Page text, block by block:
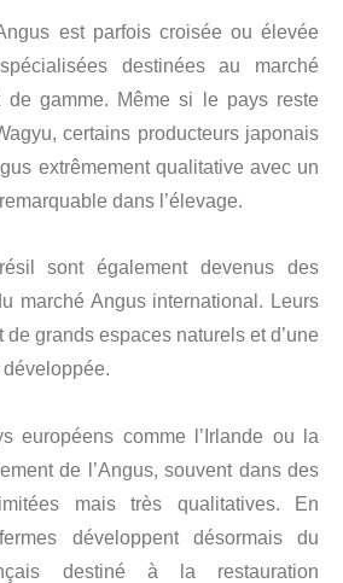
est parfois croisée ou élevée
destinées au marché
de gamme. Même si le pays reste
certains producteurs japonais
extrêmement qualitative avec un
dans l’élevage.
sont également devenus des
marché Angus international. Leurs
grands espaces naturels et d’une
européens comme l’Irlande ou la
de l’Angus, souvent dans des
mais très qualitatives. En
développent désormais du
destiné à la restauration